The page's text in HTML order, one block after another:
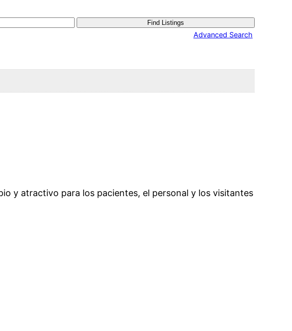
Advanced Search
y atractivo para los pacientes, el personal y los visitantes